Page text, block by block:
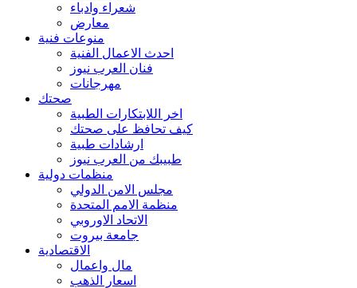
شعراء وادباء
معارض
منوعات فنية
احدث الاعمال الفنية
فنان العرب نيوز
مهرجانات
صحتك
اخر اللابتكارات الطبية
كيف تحافظ على صحتك
ارشادات طبية
طبيبك من العرب نيوز
منظمات دولية
مجلس الامن الدولي
منظمة الامم المتحدة
الاتحاد الاوروبي
جامعة بيروت
الاقتصادية
مال واعمال
اسعار الذهب